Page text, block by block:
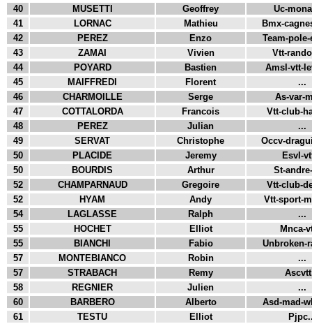
40
MUSETTI Geoffrey
Uc-
41
LORNAC Mathieu
Bmx-
42
PEREZ Enzo
Team-
43
ZAMAI Vivien
Vtt-
44
POYARD Bastien
Amsl-vtt-
45
MAIFFREDI Florent
...
46
CHARMOILLE Serge
As-var-
47
COTTALORDA Francois
Vtt-club-
48
PEREZ Julian
...
49
SERVAT Christophe
Occv-
50
PLACIDE Jeremy
Esvl-
50
BOURDIS Arthur
St-
52
CHAMPARNAUD Gregoire
Vtt-club-
52
HYAM Andy
Vtt-sport-
54
LAGLASSE Ralph
...
55
HOCHET Elliot
Mnca-
55
BIANCHI Fabio
Unbroken-
57
MONTEBIANCO Robin
...
57
STRABACH Remy
58
REGNIER Julien
...
60
BARBERO Alberto
Asd-mad-
61
TESTU Elliot